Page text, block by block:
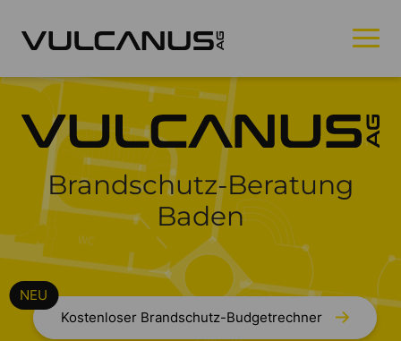
Brandschutz-Beratung
Baden
Kostenloser Brandschutz-Budgetrechner